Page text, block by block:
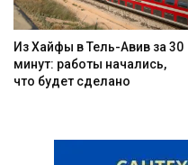
Из Хайфы в Тель-Авив за 30
минут: работы начались,
что будет сделано